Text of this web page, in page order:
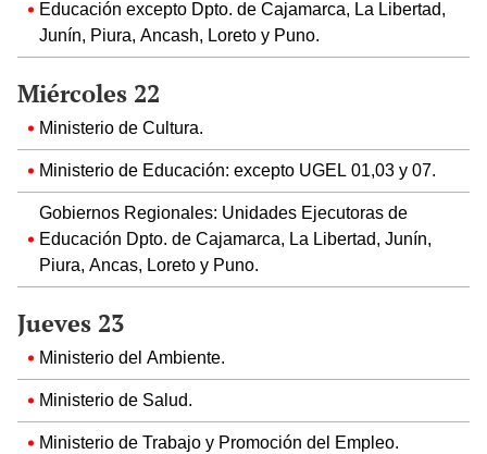
Educación excepto Dpto. de Cajamarca, La Libertad,
Junín, Piura, Ancash, Loreto y Puno.
Miércoles 22
Ministerio de Cultura.
Ministerio de Educación: excepto UGEL 01,03 y 07.
Gobiernos Regionales: Unidades Ejecutoras de
Educación Dpto. de Cajamarca, La Libertad, Junín,
Piura, Ancas, Loreto y Puno.
Jueves 23
Ministerio del Ambiente.
Ministerio de Salud.
Ministerio de Trabajo y Promoción del Empleo.